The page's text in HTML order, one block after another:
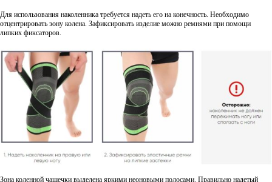
Для использования наколенника требуется надеть его на конечность. Необходимо
отцентрировать зону колена. Зафиксировать изделие можно ремнями при помощи
липких фиксаторов.
Зона коленной чашечки выделена яркими неоновыми полосами. Правильно надетый